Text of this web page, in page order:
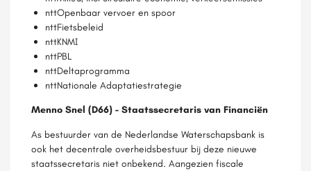
nttOpenbaar vervoer en spoor
nttFietsbeleid
nttKNMI
nttPBL
nttDeltaprogramma
nttNationale Adaptatiestrategie
Menno Snel (D66) - Staatssecretaris van Financiën
As bestuurder van de Nederlandse Waterschapsbank is
ook het decentrale overheidsbestuur bij deze nieuwe
staatssecretaris niet onbekend. Aangezien fiscale